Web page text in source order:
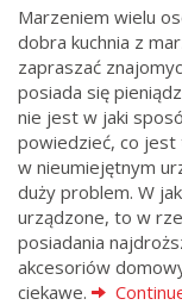
Marzeniem wielu
dobra kuchnia z
zapraszać
posiada się
nie jest w jaki
powiedzieć, co jest
w nieumiejętnym
duży problem. W
urządzone, to w
posiadania
akcesoriów
ciekawe.